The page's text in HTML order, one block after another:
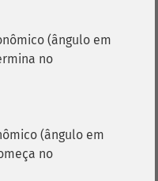
(ângulo em
no
(ângulo em
no